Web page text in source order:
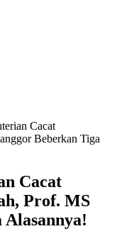
Cacat
Beberkan Tiga
Cacat
Prof. MS